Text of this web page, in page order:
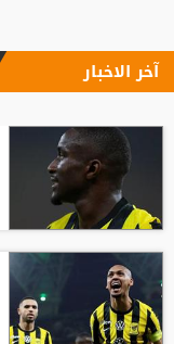
آخر الاخبار